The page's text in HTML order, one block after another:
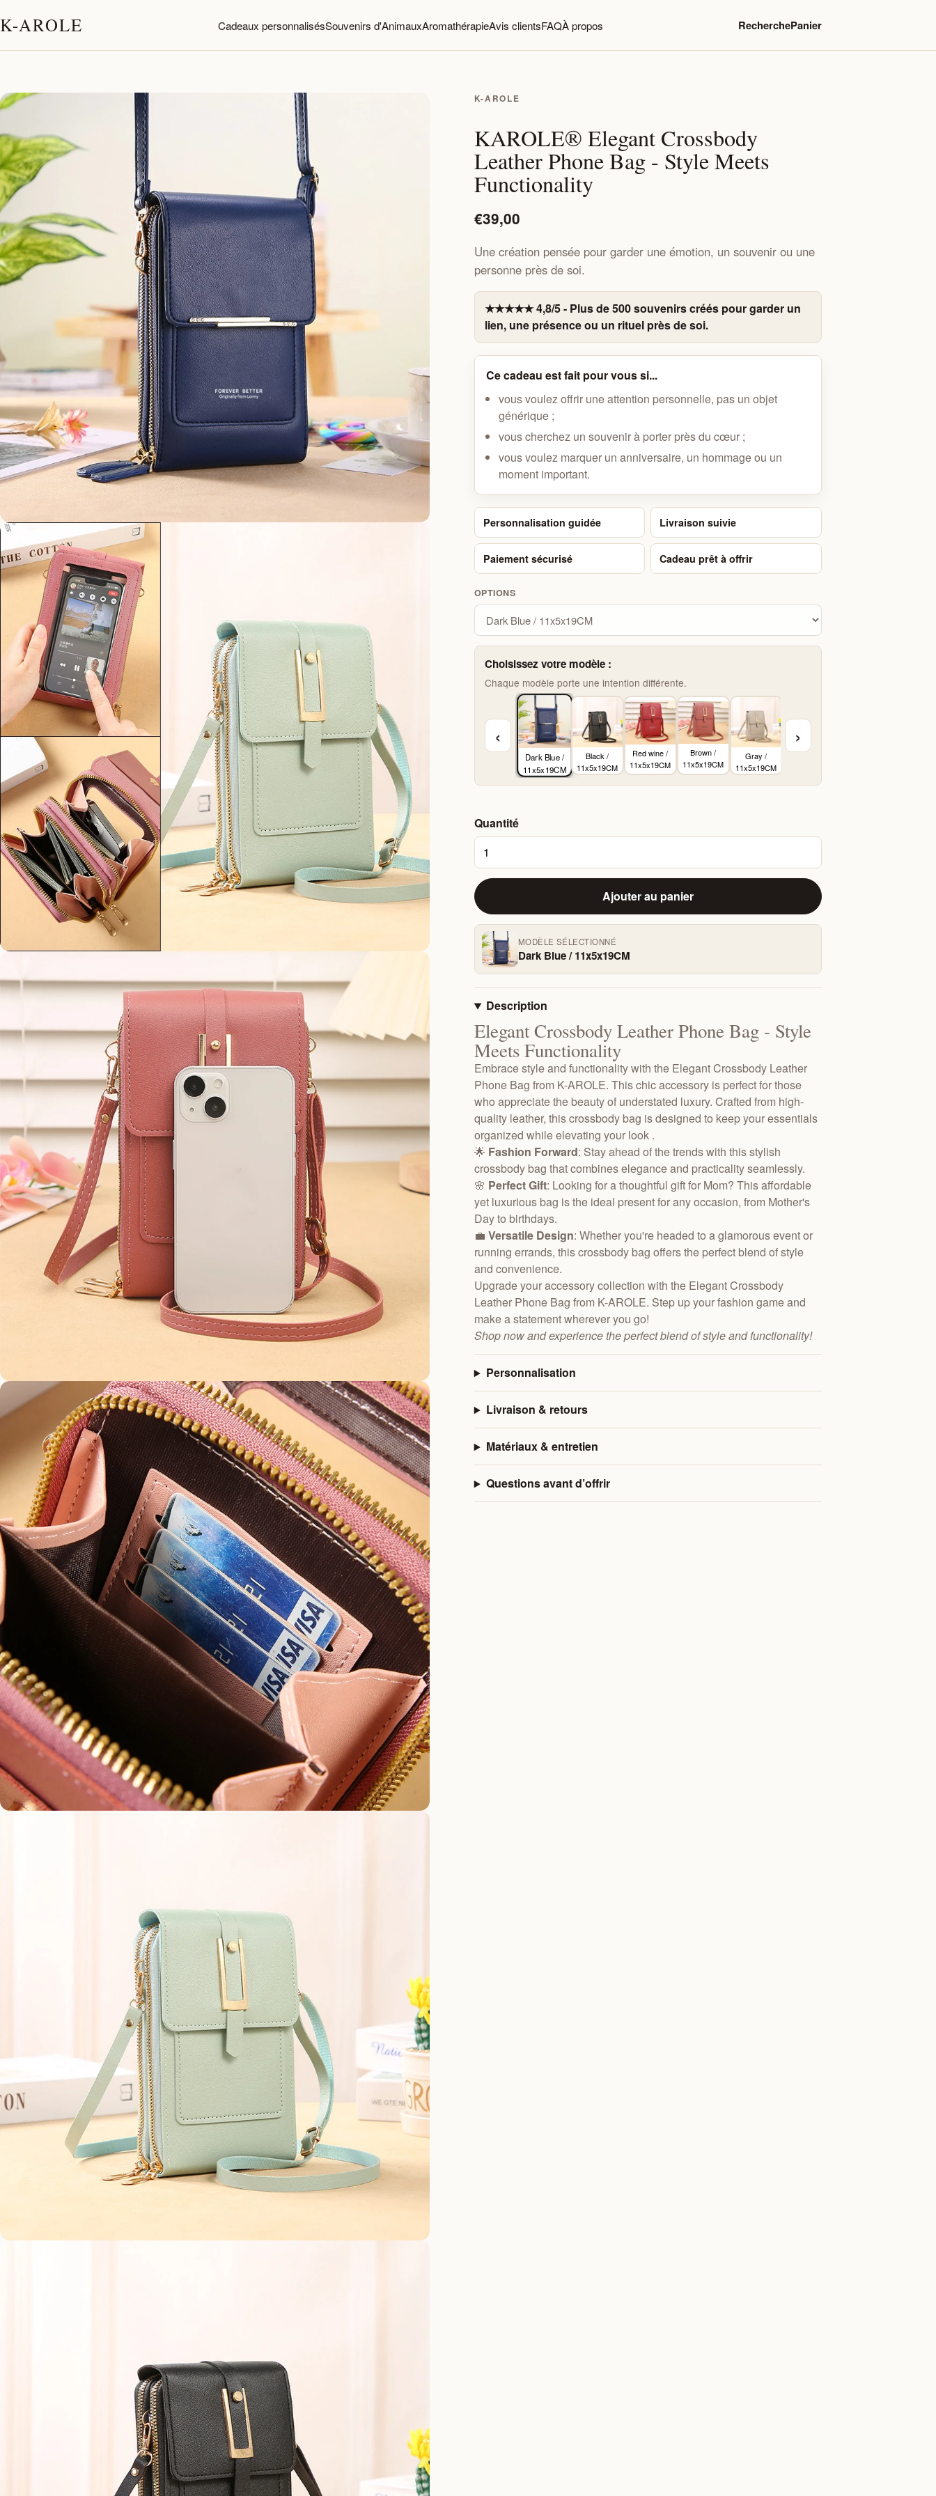
K-AROLE Cadeaux personnalisésSouvenirs d'AnimauxAromathérapieAvis clientsFAQÀ propos RecherchePanier
K-AROLE
KAROLE®️ Elegant Crossbody
Leather Phone Bag - Style Meets
Functionality
€39,00
Une création pensée pour garder une émotion, un souvenir ou une
personne près de soi.
★★★★★ 4,8/5 - Plus de 500 souvenirs créés pour garder un
lien, une présence ou un rituel près de soi.
Ce cadeau est fait pour vous si...
vous voulez offrir une attention personnelle, pas un objet
générique ;
vous cherchez un souvenir à porter près du cœur ;
vous voulez marquer un anniversaire, un hommage ou un
moment important.
Personnalisation guidée Livraison suivie
Paiement sécurisé Cadeau prêt à offrir
OPTIONS
Choisissez votre modèle :
Chaque modèle porte une intention différente.
‹
Dark Blue /
11x5x19CM
Black /
11x5x19CM
Red wine /
11x5x19CM
Brown /
11x5x19CM
Gray /
11x5x19CM
11x5x19CM
›
Quantité
Ajouter au panier
MODÈLE SÉLECTIONNÉ
Dark Blue / 11x5x19CM
Description
Elegant Crossbody Leather Phone Bag - Style
Meets Functionality
Embrace style and functionality with the Elegant Crossbody Leather
Phone Bag from K-AROLE. This chic accessory is perfect for those
who appreciate the beauty of understated luxury. Crafted from high-
quality leather, this crossbody bag is designed to keep your essentials
organized while elevating your look .
🌟 Fashion Forward: Stay ahead of the trends with this stylish
crossbody bag that combines elegance and practicality seamlessly.
🌸 Perfect Gift: Looking for a thoughtful gift for Mom? This affordable
yet luxurious bag is the ideal present for any occasion, from Mother's
Day to birthdays.
💼 Versatile Design: Whether you're headed to a glamorous event or
running errands, this crossbody bag offers the perfect blend of style
and convenience.
Upgrade your accessory collection with the Elegant Crossbody
Leather Phone Bag from K-AROLE. Step up your fashion game and
make a statement wherever you go!
Shop now and experience the perfect blend of style and functionality!
Personnalisation
Livraison & retours
Matériaux & entretien
Questions avant d’offrir